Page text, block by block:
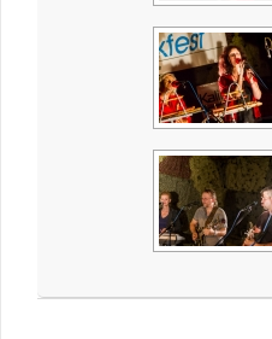
2014-